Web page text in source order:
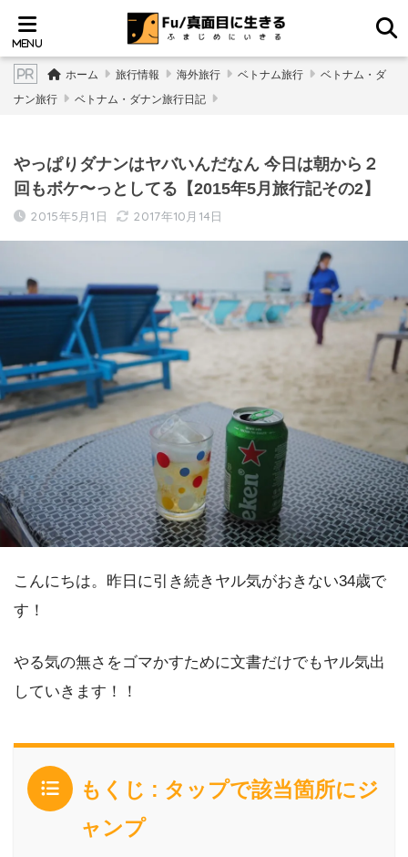
ホーム 旅行情報 海外旅行 ベトナム旅行 ベトナム・ダ
ナン旅行 ベトナム・ダナン旅行日記
やっぱりダナンはヤバいんだなん 今日は朝から２
回もボケ〜っとしてる【2015年5月旅行記その2】
2015年5月1日 2017年10月14日
こんにちは。昨日に引き続きヤル気がおきない34歳で
す！
やる気の無さをゴマかすために文書だけでもヤル気出
していきます！！
もくじ : タップで該当箇所にジ
ャンプ